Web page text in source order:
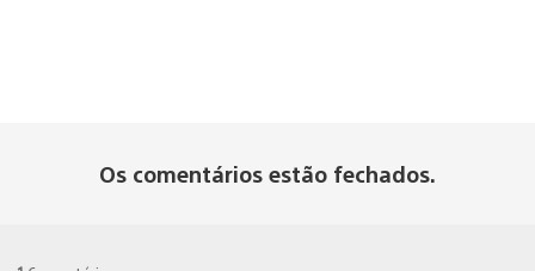
Os comentários estão fechados.